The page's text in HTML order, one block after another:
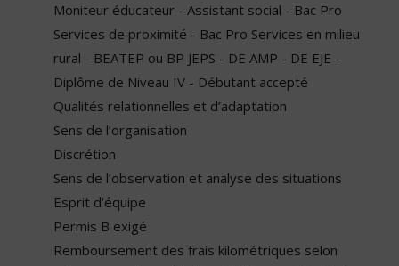
Moniteur éducateur - Assistant social - Bac Pro
Services de proximité - Bac Pro Services en milieu
rural - BEATEP ou BP JEPS - DE AMP - DE EJE -
Diplôme de Niveau IV - Débutant accepté
Qualités relationnelles et d’adaptation
Sens de l’organisation
Discrétion
Sens de l’observation et analyse des situations
Esprit d’équipe
Permis B exigé
Remboursement des frais kilométriques selon